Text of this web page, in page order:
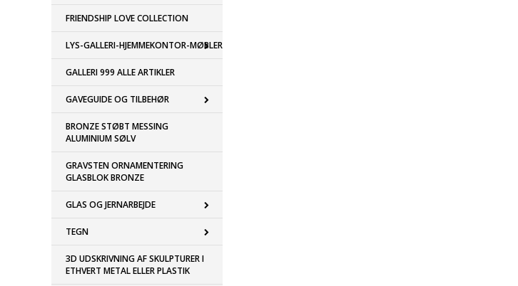
FRIENDSHIP LOVE COLLECTION
LYS-GALLERI-HJEMMEKONTOR-MØBLER
GALLERI 999 ALLE ARTIKLER
GAVEGUIDE OG TILBEHØR
BRONZE STØBT MESSING
ALUMINIUM SØLV
GRAVSTEN ORNAMENTERING
GLASBLOK BRONZE
GLAS OG JERNARBEJDE
TEGN
3D UDSKRIVNING AF SKULPTURER I
ETHVERT METAL ELLER PLASTIK